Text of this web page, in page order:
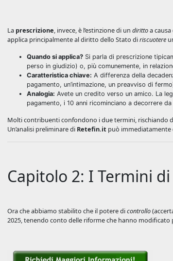
La prescrizione, invece, è l’estinzione di un dirittoa
applica principalmente al diritto dello Stato diriscuotere
Quando si applica? Si parla di prescrizione
perso in giudizio) o, più comunemente, in
Caratteristica chiave: A differenza della
pagamento, un’intimazione, un preavviso di
Analogia: Avete un credito verso un amico. La
pagamento, i 10 anni ricominciano a decorrere
Molti contribuenti confondono i due termini, rischiando
Un’analisi preliminare di Retefin.it può immediatamente
Capitolo 2: I Termini
Ora che abbiamo stabilito che il potere dicontrollo
2025, tenendo conto delle riforme che hanno